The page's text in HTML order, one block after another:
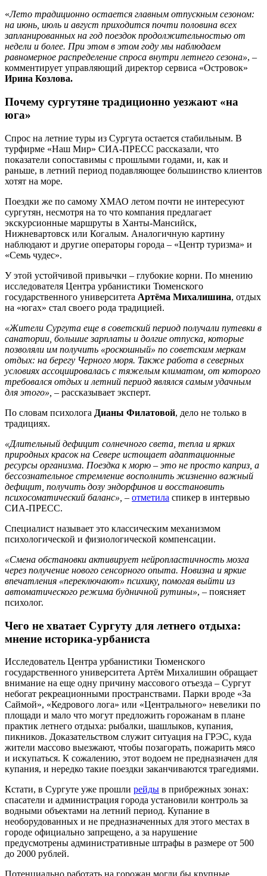
«Лето традиционно остается главным отпускным сезоном:
на июнь, июль и август приходится почти половина всех
запланированных на год поездок продолжительностью от
недели и более. При этом в этом году мы наблюдаем
равномерное распределение спроса внутри летнего сезона», –
комментирует управляющий директор сервиса «Островок»
Ирина Козлова.
Почему сургутяне традиционно уезжают «на
юга»
Спрос на летние туры из Сургута остается стабильным. В
турфирме «Наш Мир» СИА-ПРЕСС рассказали, что
показатели сопоставимы с прошлыми годами, и, как и
раньше, в летний период подавляющее большинство клиентов
хотят на море.
Поездки же по самому ХМАО летом почти не интересуют
сургутян, несмотря на то что компания предлагает
экскурсионные маршруты в Ханты-Мансийск,
Нижневартовск или Когалым. Аналогичную картину
наблюдают и другие операторы города – «Центр туризма» и
«Семь чудес».
У этой устойчивой привычки – глубокие корни. По мнению
исследователя Центра урбанистики Тюменского
государственного университета Артёма Михалишина, отдых
на «югах» стал своего рода традицией.
«Жители Сургута еще в советский период получали путевки в
санатории, большие зарплаты и долгие отпуска, которые
позволяли им получить «роскошный» по советским меркам
отдых: на берегу Черного моря. Также работа в северных
условиях ассоциировалась с тяжелым климатом, от которого
требовался отдых и летний период являлся самым удачным
для этого», – рассказывает эксперт.
По словам психолога Дианы Филатовой, дело не только в
традициях.
«Длительный дефицит солнечного света, тепла и ярких
природных красок на Севере истощает адаптационные
ресурсы организма. Поездка к морю – это не просто каприз, а
бессознательное стремление восполнить жизненно важный
дефицит, получить дозу эндорфинов и восстановить
психосоматический баланс», – отметила спикер в интервью
СИА-ПРЕСС.
Специалист называет это классическим механизмом
психологической и физиологической компенсации.
«Смена обстановки активирует нейропластичность мозга
через получение нового сенсорного опыта. Новизна и яркие
впечатления «переключают» психику, помогая выйти из
автоматического режима будничной рутины», – поясняет
психолог.
Чего не хватает Сургуту для летнего отдыха:
мнение историка-урбаниста
Исследователь Центра урбанистики Тюменского
государственного университета Артём Михалишин обращает
внимание на еще одну причину массового отъезда – Сургут
небогат рекреационными пространствами. Парки вроде «За
Саймой», «Кедрового лога» или «Центрального» невелики по
площади и мало что могут предложить горожанам в плане
практик летнего отдыха: рыбалки, шашлыков, купания,
пикников. Доказательством служит ситуация на ГРЭС, куда
жители массово выезжают, чтобы позагорать, пожарить мясо
и искупаться. К сожалению, этот водоем не предназначен для
купания, и нередко такие поездки заканчиваются трагедиями.
Кстати, в Сургуте уже прошли рейды в прибрежных зонах:
спасатели и администрация города установили контроль за
водными объектами на летний период. Купание в
необорудованных и не предназначенных для этого местах в
городе официально запрещено, а за нарушение
предусмотрены административные штрафы в размере от 500
до 2000 рублей.